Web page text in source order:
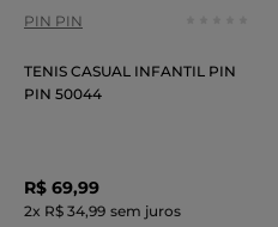
PIN PIN
TENIS CASUAL INFANTIL PIN
PIN 50044
R$ 69,99
2x R$ 34,99 sem juros